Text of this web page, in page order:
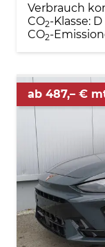
Verbrauch
CO2-Klasse: D
CO2-
ab 487,– €